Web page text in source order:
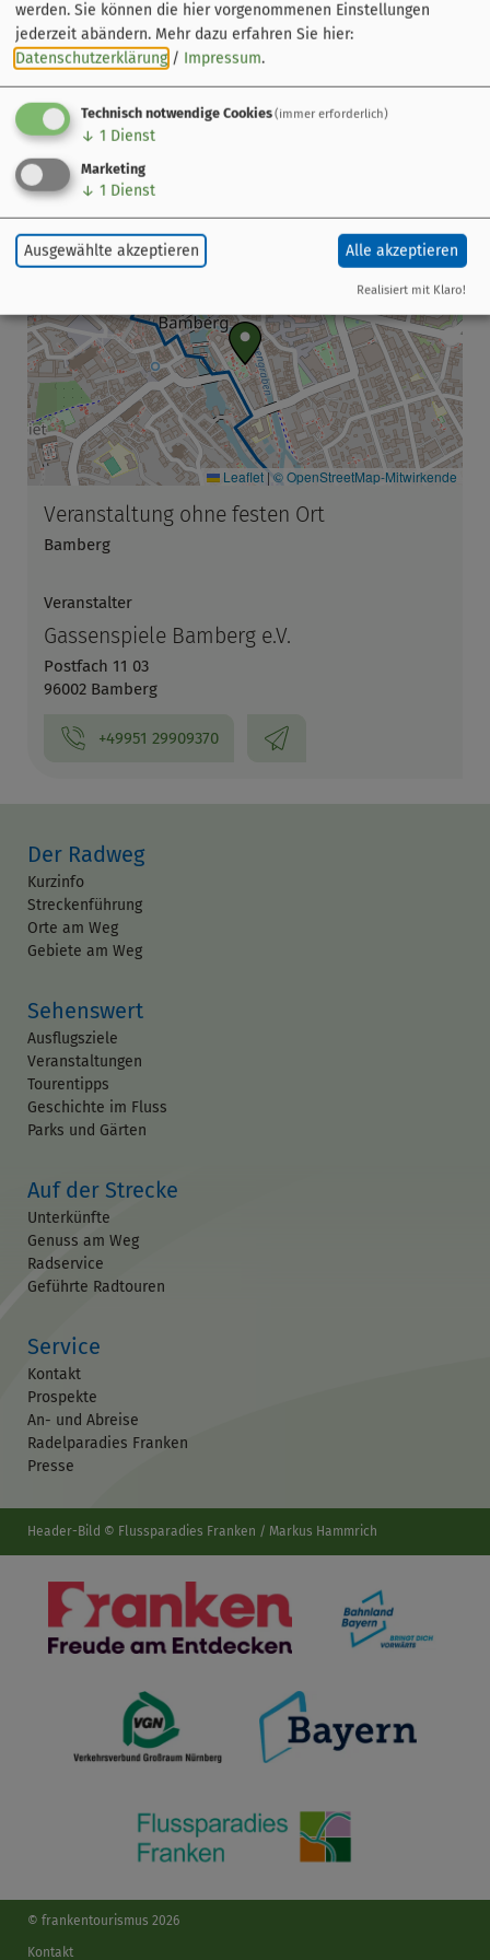
Zusatztermine im August:Sonntag 02. + 30. August,
jeweils um 10:30 Uhr, gibt eskeinanschließendes
Essen
Teilnehmende Kinder solltenmindestens 12 Jahrealt
sein
Diese Führung kann auch als
werden
Leaflet| © OpenStreetMap-Mitwirkende
Veranstaltung ohne festen Ort
Bamberg
Veranstalter
Gassenspiele Bamberg e.V.
Postfach 11 03
96002 Bamberg
+49951 29909370
Der Radweg
Kurzinfo
Streckenführung
Orte am Weg
Gebiete am Weg
Sehenswert
Ausflugsziele
Veranstaltungen
Tourentipps
Geschichte im Fluss
Parks und Gärten
Auf der Strecke
Unterkünfte
Genuss am Weg
Radservice
Geführte Radtouren
Service
Kontakt
Prospekte
An- und Abreise
Radelparadies Franken
Presse
Header-Bild © Flussparadies Franken / Markus Hammrich
© frankentourismus 2026
Kontakt
werden. Sie können die hier vorgenommenen Einstellungen
jederzeit abändern. Mehr dazu erfahren Sie hier:
Datenschutzerklärung / Impressum.
Technisch notwendige Cookies(immer erforderlich)
↓ 1 Dienst
Marketing
↓ 1 Dienst
Ausgewählte akzeptieren Alle akzeptieren
Realisiert mit Klaro!